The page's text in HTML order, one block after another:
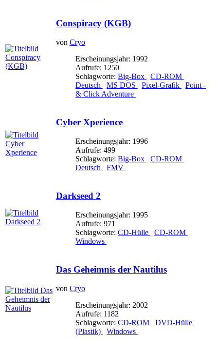
Conspiracy (KGB)
von Cryo
Erscheinungsjahr: 1992
Aufrufe: 1250
Schlagworte: Big-Box
CD-ROM
Deutsch
MS DOS Pixel-Grafik
Point -
& Click Adventure
Cyber Xperience
Erscheinungsjahr: 1996
Aufrufe: 499
Schlagworte: Big-Box
CD-ROM
Deutsch
FMV
Darkseed 2
Erscheinungsjahr: 1995
Aufrufe: 971
Schlagworte: CD-Hülle
CD-ROM
Windows
Das Geheimnis der Nautilus
von Cryo
Erscheinungsjahr: 2002
Aufrufe: 1182
Schlagworte: CD-ROM
DVD-Hülle
(Plastik)
Windows